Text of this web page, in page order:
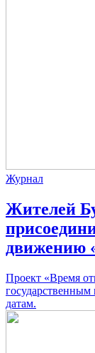
Журнал
Жителей
движению
Проект «Время
датам.